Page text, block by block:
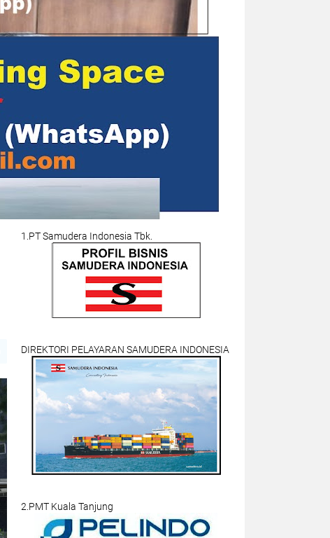
1.PT Samudera Indonesia Tbk.
DIREKTORI PELAYARAN SAMUDERA INDONESIA
2.PMT Kuala Tanjung